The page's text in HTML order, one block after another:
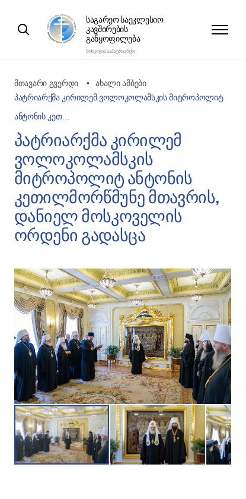
ᲡᲐᲒᲐᲠᲔᲝ ᲡᲐᲔᲙᲚᲔᲡᲘᲝ
ᲙᲐᲕᲨᲘᲠᲔᲑᲘᲡ
ᲒᲐᲜᲧᲝᲤᲘᲚᲔᲑᲐ
ᲛᲝᲡᲙᲝᲕᲘᲡ ᲡᲐᲞᲐᲢᲠᲘᲐᲠᲥᲝ
მთავარი გვერდი
ახალი ამბები
პატრიარქმა კირილემ ვოლოკოლამსკის მიტროპოლიტ
ანტონის კეთ…
პატრიარქმა კირილემ
ვოლოკოლამსკის
მიტროპოლიტ ანტონის
კეთილმორწმუნე მთავრის,
დანიელ მოსკოველის
ორდენი გადასცა